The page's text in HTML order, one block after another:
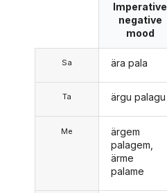
Sa
Ta
Me
Imperative
negative
mood
ära pala
ärgu palagu
ärgem
palagem,
ärme
palame